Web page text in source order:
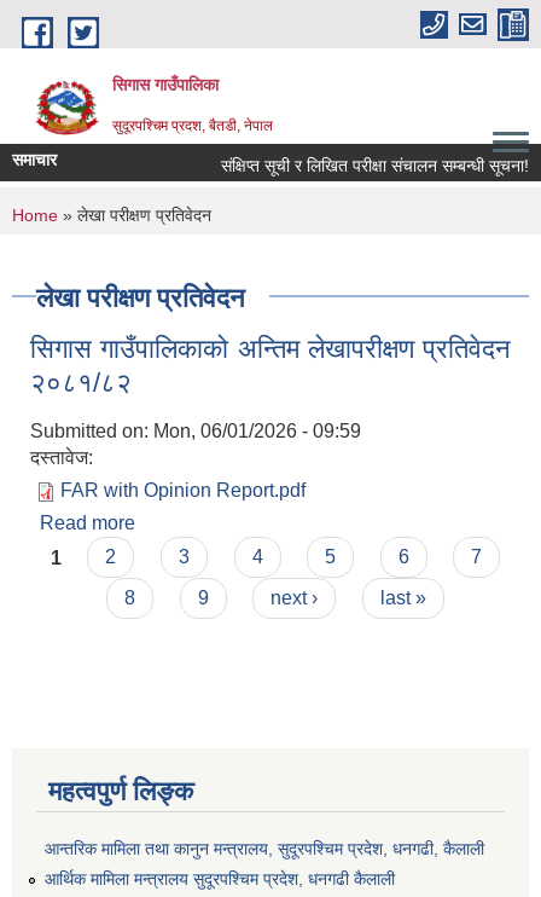
Skip to main content
सिगास गाउँपालिका
सुदूरपश्चिम प्रदश, बैतडी, नेपाल
समाचार संक्षिप्त सूची र लिखित परीक्षा संचालन सम्बन्धी सूचना!
You are here
Home » लेखा परीक्षण प्रतिवेदन
लेखा परीक्षण प्रतिवेदन
सिगास गाउँपालिकाको अन्तिम लेखापरीक्षण प्रतिवेदन
२०८१/८२
Submitted on: Mon, 06/01/2026 - 09:59
दस्तावेज:
FAR with Opinion Report.pdf
Read more
२०८१/८२
Pages
1 2 3 4 5 6
7
8
9 next › last »
महत्वपुर्ण लिङ्क
आन्तरिक मामिला तथा कानुन मन्त्रालय, सुदूरपश्चिम प्रदेश, धनगढी, कैलाली
आर्थिक मामिला मन्त्रालय सुदूरपश्चिम प्रदेश, धनगढी कैलाली